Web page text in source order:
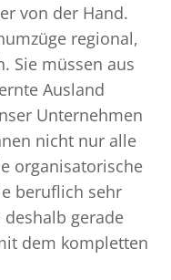
von der Hand.
regional,
Sie müssen aus
Ausland
Unternehmen
nicht nur alle
organisatorische
beruflich sehr
gerade
dem kompletten